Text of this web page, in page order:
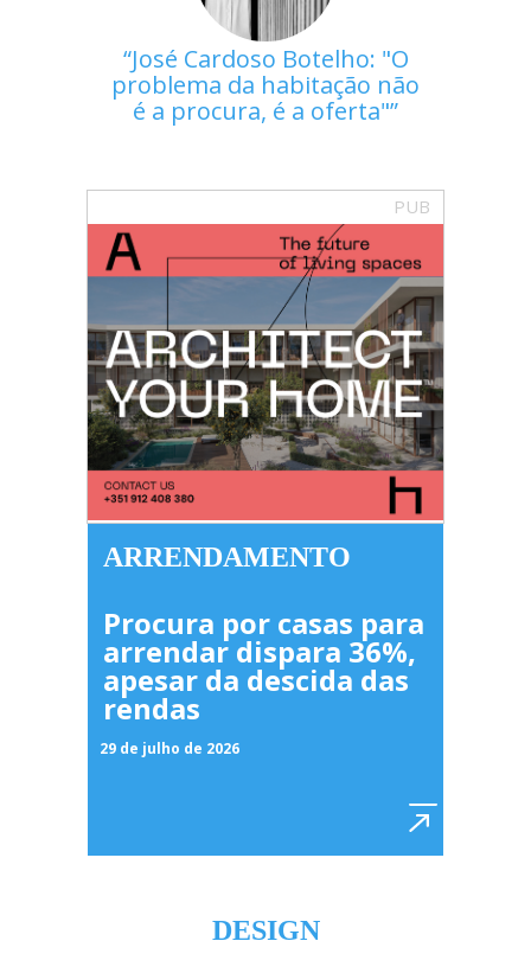
José Cardoso Botelho: "O
problema da habitação não
é a procura, é a oferta"
PUB
ARRENDAMENTO
Procura por casas para
arrendar dispara 36%,
apesar da descida das
rendas
29 de julho de 2026
DESIGN